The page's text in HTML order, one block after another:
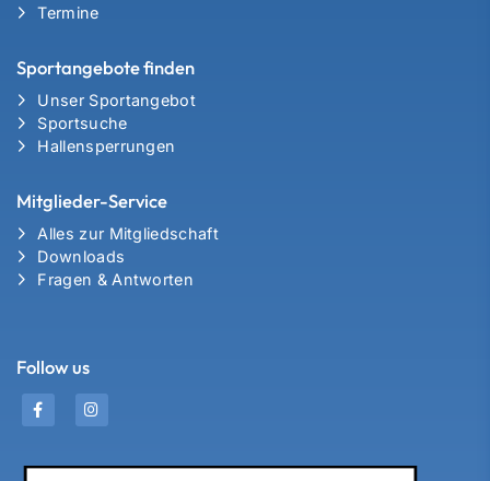
Termine
Sportangebote finden
Unser Sportangebot
Sportsuche
Hallensperrungen
Mitglieder-Service
Alles zur Mitgliedschaft
Downloads
Fragen & Antworten
Follow us